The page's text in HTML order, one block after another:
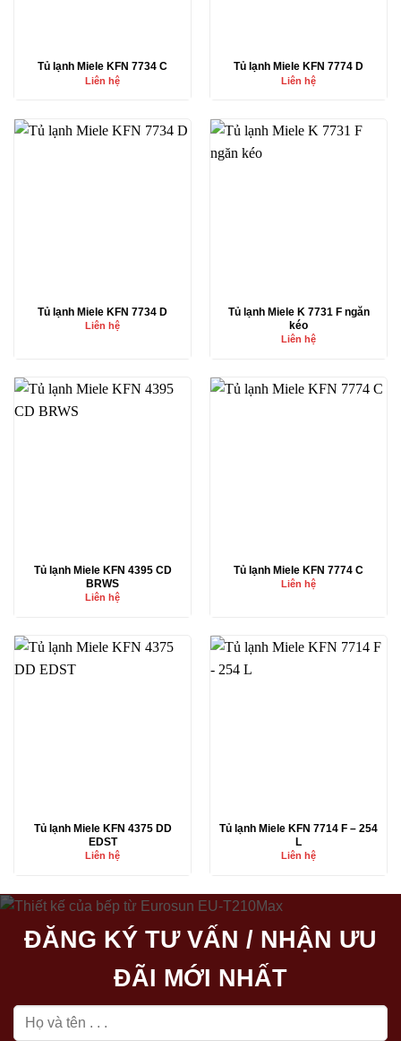
Tủ lạnh Miele KFN 7734 C
Liên hệ
Tủ lạnh Miele KFN 7774 D
Liên hệ
Tủ lạnh Miele KFN 7734 D
Liên hệ
Tủ lạnh Miele K 7731 F ngăn
kéo
Liên hệ
Tủ lạnh Miele KFN 4395 CD
BRWS
Liên hệ
Tủ lạnh Miele KFN 7774 C
Liên hệ
Tủ lạnh Miele KFN 4375 DD
EDST
Liên hệ
Tủ lạnh Miele KFN 7714 F – 254
L
Liên hệ
ĐĂNG KÝ TƯ VẤN / NHẬN ƯU
ĐÃI MỚI NHẤT